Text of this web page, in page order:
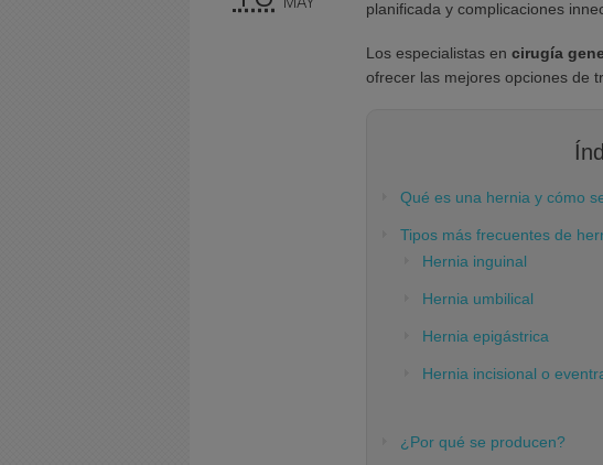
planificada y complicaciones
Los especialistas en cirugía
ofrecer las mejores opciones de
Qué es una hernia y cómo
Tipos más frecuentes de
Hernia inguinal
Hernia umbilical
Hernia epigástrica
Hernia incisional o
¿Por qué se producen?